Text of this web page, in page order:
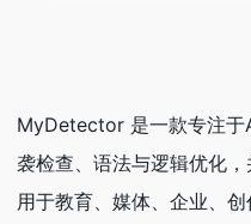
MyDetector 是一款专注于
袭检查、语法与逻辑优化
用于教育、媒体、企业、